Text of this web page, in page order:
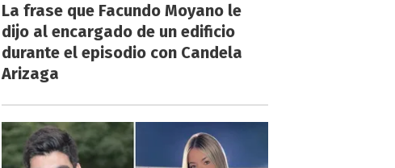
La frase que Facundo Moyano le
dijo al encargado de un edificio
durante el episodio con Candela
Arizaga